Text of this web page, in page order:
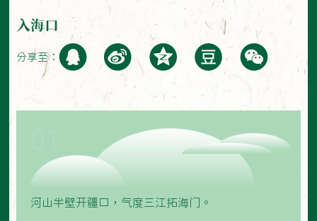
入海口
分享至：
河山半壁开疆口，气度三江拓海门。